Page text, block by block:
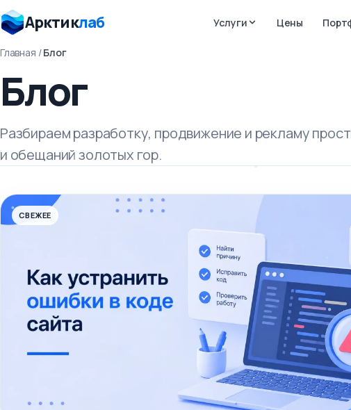
Арктиклаб Услуги Цены
Главная /Блог
Блог
Разбираем разработку, продвижение и рекламу
и обещаний золотых гор.
СВЕЖЕЕ